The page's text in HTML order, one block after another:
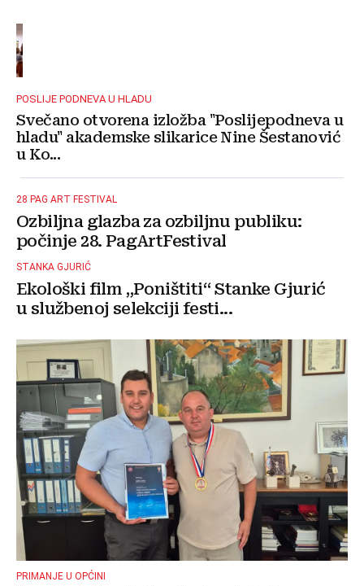
POSLIJE PODNEVA U HLADU
Svečano otvorena izložba "Poslijepodneva u
hladu" akademske slikarice Nine Šestanović
u Ko...
28 PAG ART FESTIVAL
Ozbiljna glazba za ozbiljnu publiku:
počinje 28. PagArtFestival
STANKA GJURIĆ
Ekološki film „Poništiti“ Stanke Gjurić
u službenoj selekciji festi...
PRIMANJE U OPĆINI